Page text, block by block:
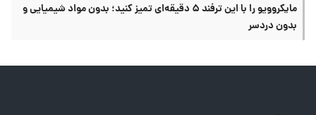
مایکروویو را با این ترفند ۵ دقیقه‌ای تمیز کنید؛ بدون مواد شیمیایی و
بدون دردسر